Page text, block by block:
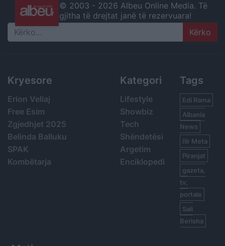
© 2003 - 2026 Albeu Online Media. Të
gjitha të drejtat janë të rezervuara!
Search
Kryesore
Erion Veliaj
Free Esim
Zgjedhjet 2025
Belinda Balluku
SPAK
Kombëtarja
Kategori
Lifestyle
Showbiz
Tech
Shëndetësi
Argetim
Enciklopedi
Tags
Edi Rama
Albania
News
Ilir Meta
Piranjat
gazeta,
tv,
portale
Sali
Berisha